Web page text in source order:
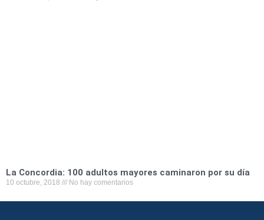
La Concordia: 100 adultos mayores caminaron por su día
10 octubre, 2018 No hay comentarios